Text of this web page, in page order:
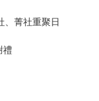
、菁社重聚日
禮